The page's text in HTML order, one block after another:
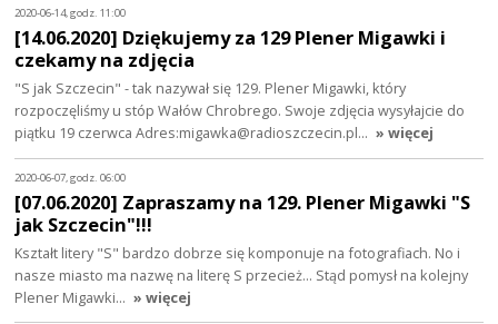
2020-06-14, godz. 11:00
[14.06.2020] Dziękujemy za 129 Plener Migawki i
czekamy na zdjęcia
"S jak Szczecin" - tak nazywał się 129. Plener Migawki, który
rozpoczęliśmy u stóp Wałów Chrobrego. Swoje zdjęcia wysyłajcie do
piątku 19 czerwca Adres:migawka@radioszczecin.pl… » więcej
2020-06-07, godz. 06:00
[07.06.2020] Zapraszamy na 129. Plener Migawki "S
jak Szczecin"!!!
Kształt litery "S" bardzo dobrze się komponuje na fotografiach. No i
nasze miasto ma nazwę na literę S przecież... Stąd pomysł na kolejny
Plener Migawki… » więcej